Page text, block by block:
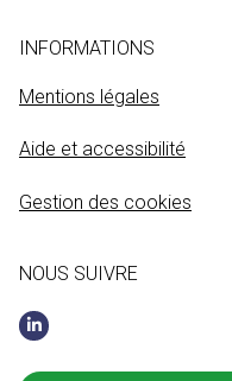
INFORMATIONS
Mentions légales
Aide et accessibilité
Gestion des cookies
NOUS SUIVRE